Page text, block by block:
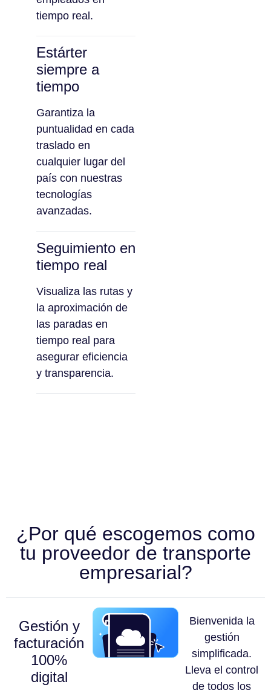
tiempo real.
Estárter
siempre a
tiempo
Garantiza la
puntualidad en cada
traslado en
cualquier lugar del
país con nuestras
tecnologías
avanzadas.
Seguimiento en
tiempo real
Visualiza las rutas y
la aproximación de
las paradas en
tiempo real para
asegurar eficiencia
y transparencia.
¿Por qué escogemos como
tu proveedor de transporte
empresarial?
Gestión y
facturación
100%
digital
Bienvenida la
gestión
simplificada.
Lleva el control
de todos los